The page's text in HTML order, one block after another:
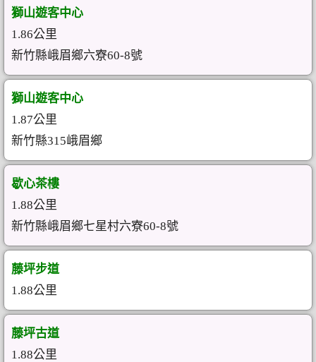
獅山遊客中心
1.86公里
新竹縣峨眉鄉六寮60-8號
獅山遊客中心
1.87公里
新竹縣315峨眉鄉
歇心茶樓
1.88公里
新竹縣峨眉鄉七星村六寮60-8號
藤坪步道
1.88公里
藤坪古道
1.88公里